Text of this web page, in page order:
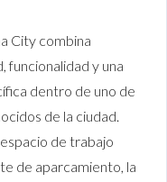
City combina
funcionalidad y una
dentro de uno de
de la ciudad.
de trabajo
de aparcamiento, la